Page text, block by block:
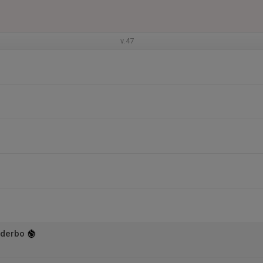
v.47